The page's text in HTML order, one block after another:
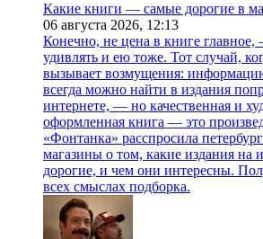
Какие книги — самые дорогие в
06 августа 2026, 12:13
Конечно, не цена в книге
удивлять и ею тоже. Тот случай,
вызывает возмущения:
всегда можно найти в издания
интернете, — но качественная и
оформленная книга — это
«Фонтанка» расспросила
магазины о том, какие издания
дорогие, и чем они интересны.
всех смыслах подборка.